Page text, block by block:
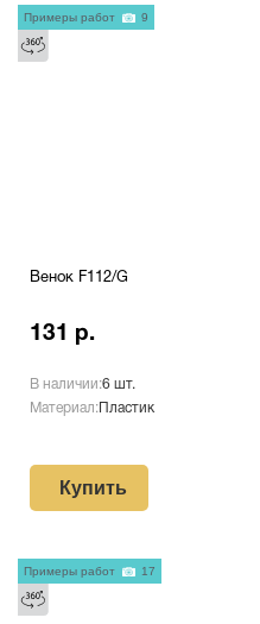
Венок F112/G
131 р.
В наличии:6 шт.
Материал: Пластик
Купить
Примеры работ 9
Примеры работ 17